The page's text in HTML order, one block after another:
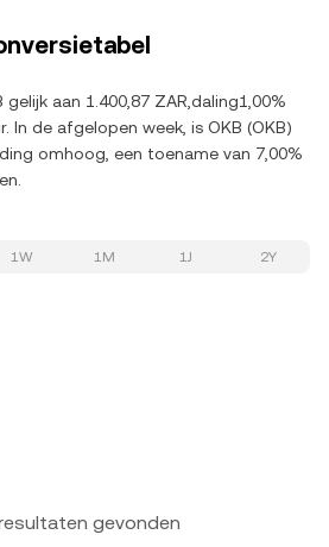
aan 1.400,87 ZAR,daling1,00%
In de afgelopen week, is OKB (OKB)
omhoog, een toename van 7,00%
1W 1M 1J 2Y
gevonden